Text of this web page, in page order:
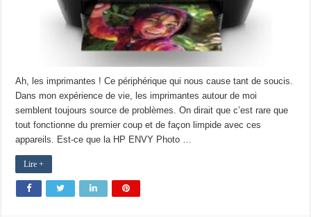
Ah, les imprimantes ! Ce périphérique qui nous cause tant de soucis.
Dans mon expérience de vie, les imprimantes autour de moi
semblent toujours source de problèmes. On dirait que c’est rare que
tout fonctionne du premier coup et de façon limpide avec ces
appareils. Est-ce que la HP ENVY Photo …
Lire +